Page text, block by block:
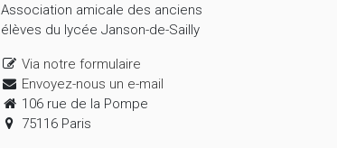
Association amicale des anciens
élèves du lycée Janson-de-Sailly
Via notre formulaire
Envoyez-nous un e-mail
106 rue de la Pompe
75116 Paris